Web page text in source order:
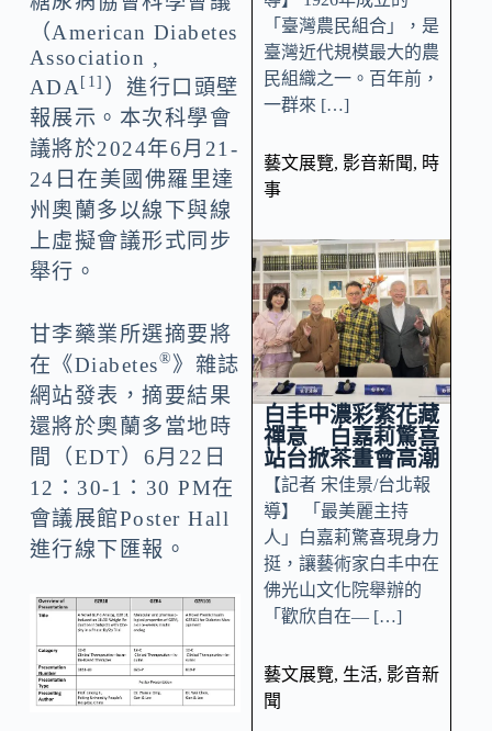
（American Diabetes
Association ,
ADA [1] ）進行口頭壁
報展示。本次科學會
議將於2024年6月21-
24日在美國佛羅里達
州奧蘭多以線下與線
上虛擬會議形式同步
舉行。
甘李藥業所選摘要將
在《Diabetes®》雜誌
網站發表，摘要結果
還將於奧蘭多當地時
間（EDT）6月22日
12：30-1：30 PM在
會議展館Poster Hall
進行線下匯報。
「臺灣農民組合」，是
臺灣近代規模最大的農
民組織之一。百年前，
一群來 […]
藝文展覽, 影音新聞, 時
事
白丰中濃彩繁花藏
禪意 白嘉莉驚喜
站台掀茶畫會高潮
【記者 宋佳景/台北報
導】 「最美麗主持
人」白嘉莉驚喜現身力
挺，讓藝術家白丰中在
佛光山文化院舉辦的
「歡欣自在— […]
藝文展覽, 生活, 影音新
聞